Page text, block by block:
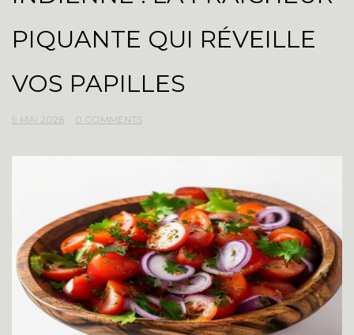
PIQUANTE QUI RÉVEILLE
VOS PAPILLES
9 MAI 2026 0 COMMENTS